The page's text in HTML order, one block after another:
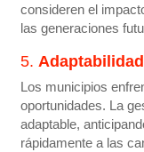
consideren el
las generaciones
5.
Los municipios
oportunidades. La
adaptable,
rápidamente a las